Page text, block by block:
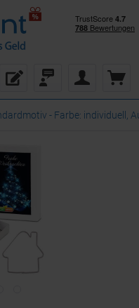
- Farbe: individuell,